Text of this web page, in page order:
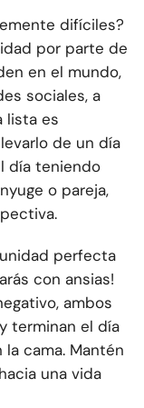
difíciles?
por parte de
en el mundo,
sociales, a
lista es
de un día
día teniendo
o pareja,
perfecta
con ansias!
ambos
terminan el día
cama. Mantén
una vida